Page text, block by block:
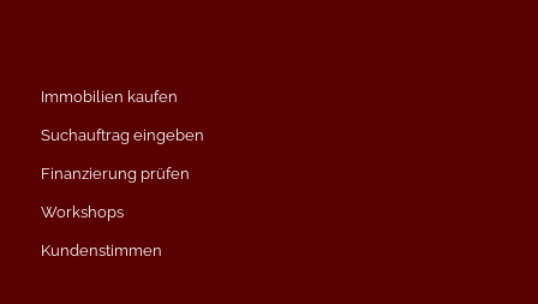
Immobilien kaufen
Suchauftrag eingeben
Finanzierung prüfen
Workshops
Kundenstimmen